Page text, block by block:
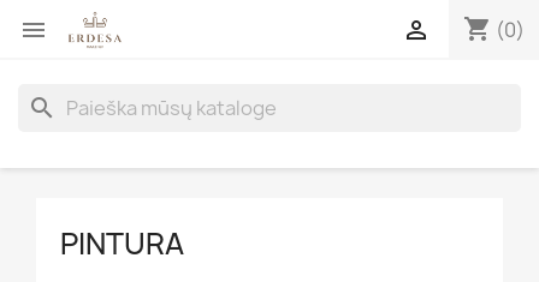
 shopping_cart (0)

search
PINTURA